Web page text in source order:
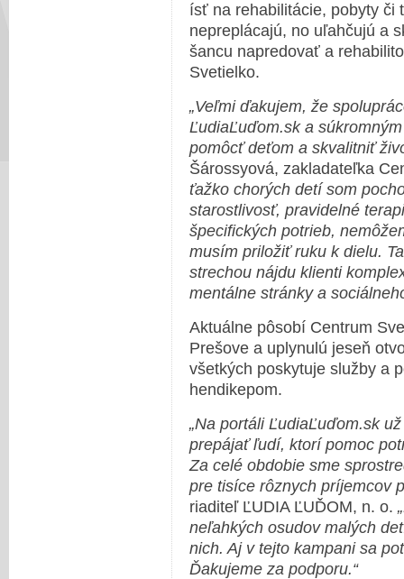
ísť na rehabilitácie, pobyty či
nepreplácajú, no uľahčujú a
šancu napredovať a
Svetielko.
„Veľmi ďakujem, že
ĽudiaĽuďom.sk a
pomôcť deťom a skvalitniť
Šárossyová, zakladateľka
ťažko chorých detí som
starostlivosť, pravidelné
špecifických potrieb,
musím priložiť ruku k dielu.
strechou nájdu klienti
mentálne stránky a
Aktuálne pôsobí Centrum
Prešove a uplynulú jeseň
všetkých poskytuje služby a
hendikepom.
„Na portáli ĽudiaĽuďom.sk
prepájať ľudí, ktorí pomoc
Za celé obdobie sme
pre tisíce rôznych príjemcov
riaditeľ ĽUDIA ĽUĎOM, n. o.
neľahkých osudov malých
nich. Aj v tejto kampani sa
Ďakujeme za podporu.“